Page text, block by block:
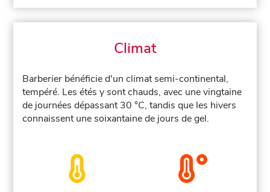
Climat
Barberier bénéficie d'un climat semi-continental,
tempéré. Les étés y sont chauds, avec une vingtaine
de journées dépassant 30 °C, tandis que les hivers
connaissent une soixantaine de jours de gel.